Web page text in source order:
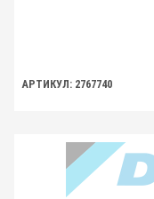
АРТИКУЛ: 2767740